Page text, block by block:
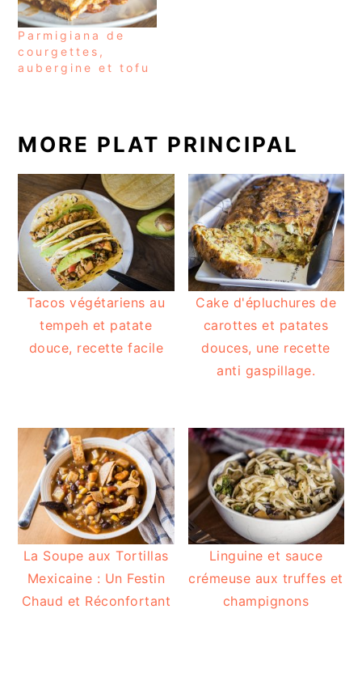
Parmigiana de
courgettes,
aubergine et tofu
MORE PLAT PRINCIPAL
Tacos végétariens au
tempeh et patate
douce, recette facile
Cake d'épluchures de
carottes et patates
douces, une recette
anti gaspillage.
La Soupe aux Tortillas
Mexicaine : Un Festin
Chaud et Réconfortant
Linguine et sauce
crémeuse aux truffes et
champignons